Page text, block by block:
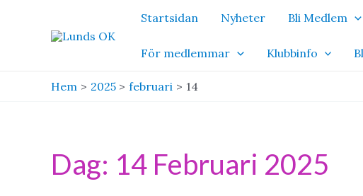
Startsidan Nyheter Bli Medlem
För medlemmar Klubbinfo
Hem 2025 februari 14
Dag: 14 Februari 2025